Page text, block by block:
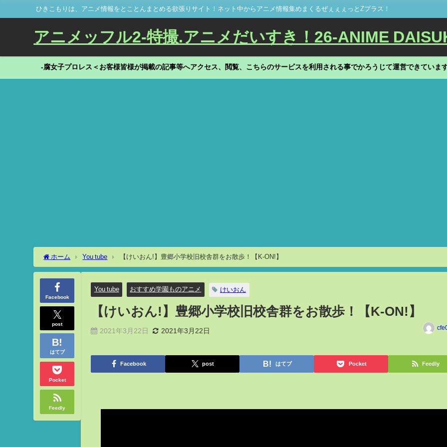
ひきこもりは、アニメ情報をとことんまとめる欲張りサイト！ネット中からアニメ情報集めまくるぜぇぇぇっとZプラス！
アニメッフル2-特撮.アニメだいすき！26-ANIME
-腐女子プロレス＜お客様皆様が掲載の記事等へアクセス、閲覧、こちらのサービスを利用される事でかろうじて運営できていま
ホーム You tube 【けいおん!】豊郷小学校旧校舎群をお散歩！【K-ON!】
Facebook
post
はてブ
Pocket
Feedly
You tube おすすめ学園ものアニメ けいおん
【けいおん!】豊郷小学校旧校舎群をお散歩！【K-ON!】
2021年3月22日 2021年3月22日
Facebook post はてブ Pocket Feedly